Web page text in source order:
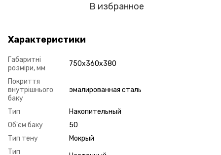
В избранное
Характеристики
Габаритні
розміри, мм
750x360x380
Покриття
внутрішнього
баку
эмалированная сталь
Тип
Накопительный
Об'єм баку
50
Тип тену
Мокрый
Тип